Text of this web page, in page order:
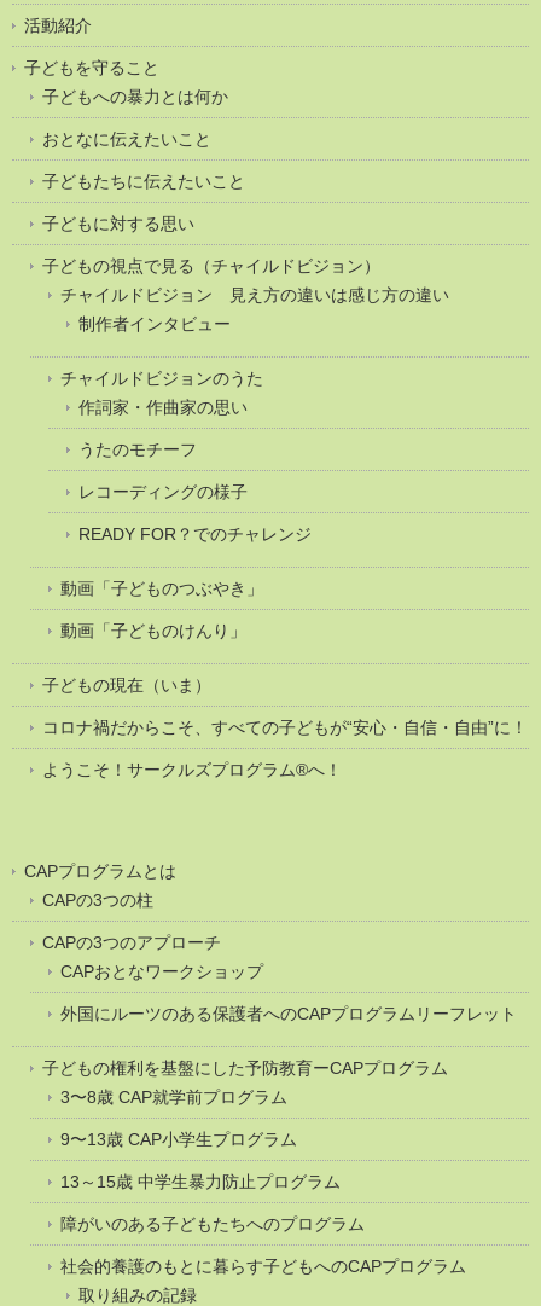
活動紹介
子どもを守ること
子どもへの暴力とは何か
おとなに伝えたいこと
子どもたちに伝えたいこと
子どもに対する思い
子どもの視点で見る（チャイルドビジョン）
チャイルドビジョン 見え方の違いは感じ方の違い
制作者インタビュー
チャイルドビジョンのうた
作詞家・作曲家の思い
うたのモチーフ
レコーディングの様子
READY FOR？でのチャレンジ
動画「子どものつぶやき」
動画「子どものけんり」
子どもの現在（いま）
コロナ禍だからこそ、すべての子どもが“安心・自信・自由”に！
ようこそ！サークルズプログラム®へ！
CAPプログラムとは
CAPの3つの柱
CAPの3つのアプローチ
CAPおとなワークショップ
外国にルーツのある保護者へのCAPプログラムリーフレット
子どもの権利を基盤にした予防教育ーCAPプログラム
3〜8歳 CAP就学前プログラム
9〜13歳 CAP小学生プログラム
13～15歳 中学生暴力防止プログラム
障がいのある子どもたちへのプログラム
社会的養護のもとに暮らす子どもへのCAPプログラム
取り組みの記録